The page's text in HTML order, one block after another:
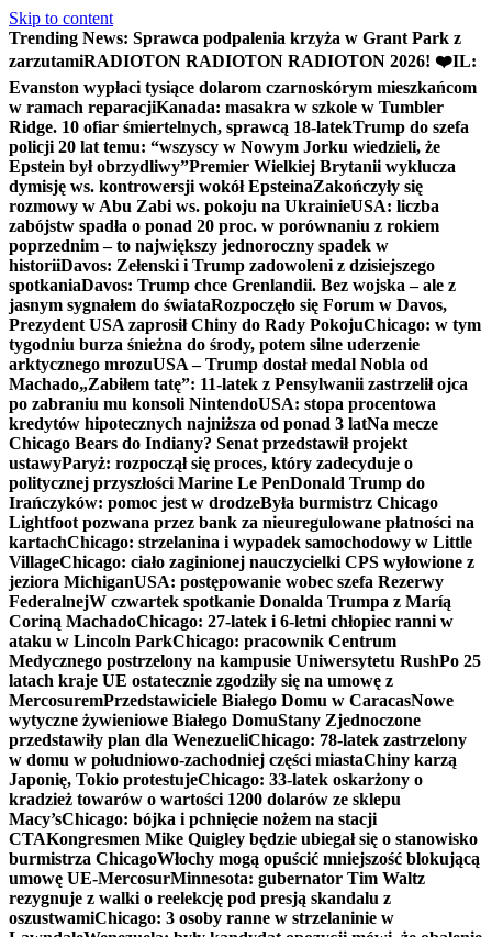
Skip to content
Trending News: Sprawca podpalenia krzyża w Grant Park z
zarzutamiRADIOTON RADIOTON RADIOTON 2026! ❤️IL:
Evanston wypłaci tysiące dolarom czarnoskórym mieszkańcom
w ramach reparacjiKanada: masakra w szkole w Tumbler
Ridge. 10 ofiar śmiertelnych, sprawcą 18-latekTrump do szefa
policji 20 lat temu: “wszyscy w Nowym Jorku wiedzieli, że
Epstein był obrzydliwy”Premier Wielkiej Brytanii wyklucza
dymisję ws. kontrowersji wokół EpsteinaZakończyły się
rozmowy w Abu Zabi ws. pokoju na UkrainieUSA: liczba
zabójstw spadła o ponad 20 proc. w porównaniu z rokiem
poprzednim – to największy jednoroczny spadek w
historiiDavos: Zełenski i Trump zadowoleni z dzisiejszego
spotkaniaDavos: Trump chce Grenlandii. Bez wojska – ale z
jasnym sygnałem do świataRozpoczęło się Forum w Davos,
Prezydent USA zaprosił Chiny do Rady PokojuChicago: w tym
tygodniu burza śnieżna do środy, potem silne uderzenie
arktycznego mrozuUSA – Trump dostał medal Nobla od
Machado„Zabiłem tatę”: 11-latek z Pensylwanii zastrzelił ojca
po zabraniu mu konsoli NintendoUSA: stopa procentowa
kredytów hipotecznych najniższa od ponad 3 latNa mecze
Chicago Bears do Indiany? Senat przedstawił projekt
ustawyParyż: rozpoczął się proces, który zadecyduje o
politycznej przyszłości Marine Le PenDonald Trump do
Irańczyków: pomoc jest w drodzeByła burmistrz Chicago
Lightfoot pozwana przez bank za nieuregulowane płatności na
kartachChicago: strzelanina i wypadek samochodowy w Little
VillageChicago: ciało zaginionej nauczycielki CPS wyłowione z
jeziora MichiganUSA: postępowanie wobec szefa Rezerwy
FederalnejW czwartek spotkanie Donalda Trumpa z Maríą
Coriną MachadoChicago: 27-latek i 6-letni chłopiec ranni w
ataku w Lincoln ParkChicago: pracownik Centrum
Medycznego postrzelony na kampusie Uniwersytetu RushPo 25
latach kraje UE ostatecznie zgodziły się na umowę z
MercosuremPrzedstawiciele Białego Domu w CaracasNowe
wytyczne żywieniowe Białego DomuStany Zjednoczone
przedstawiły plan dla WenezueliChicago: 78-latek zastrzelony
w domu w południowo-zachodniej części miastaChiny karzą
Japonię, Tokio protestujeChicago: 33-latek oskarżony o
kradzież towarów o wartości 1200 dolarów ze sklepu
Macy’sChicago: bójka i pchnięcie nożem na stacji
CTAKongresmen Mike Quigley będzie ubiegał się o stanowisko
burmistrza ChicagoWłochy mogą opuścić mniejszość blokującą
umowę UE-MercosurMinnesota: gubernator Tim Waltz
rezygnuje z walki o reelekcję pod presją skandalu z
oszustwamiChicago: 3 osoby ranne w strzelaninie w